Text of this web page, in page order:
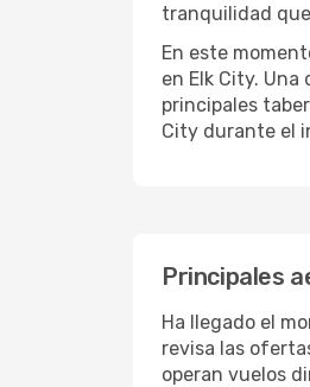
tranquilidad
En este
en Elk City.
principales
City durante el
Principales
Ha llegado el
revisa las
operan vuelos